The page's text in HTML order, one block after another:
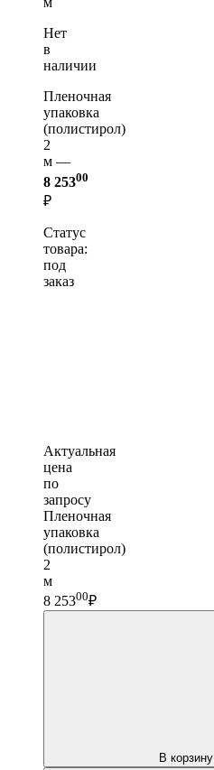
Нет
в
наличии
Пленочная
упаковка
(полистирол)
2
м —
8 25300
₽
Статус
товара:
под
заказ
Актуальная
цена
по
запросу
Пленочная
упаковка
(полистирол)
2
м
8 25300₽
В корзину